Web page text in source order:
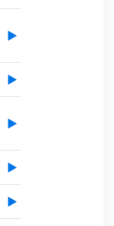
▶
▶
▶
▶
▶